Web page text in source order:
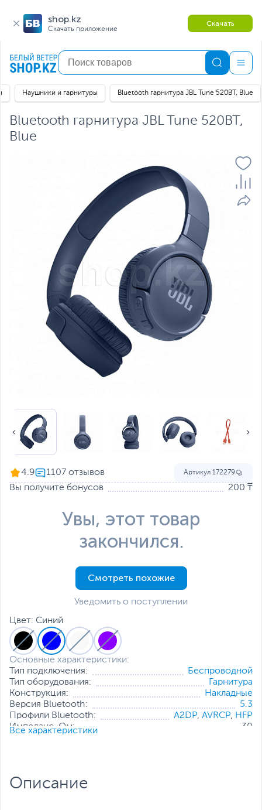
shop.kz
Скачать приложение
Скачать
Наушники и гарнитуры Bluetooth гарнитура JBL Tune 520BT, Blue
Bluetooth гарнитура JBL Tune 520BT,
Blue
Цвет: Синий
Основные характеристики:
Тип подключения:
Беспроводной
Тип оборудования:
Гарнитура
Конструкция:
Накладные
Версия Bluetooth:
5.3
Профили Bluetooth:
A2DP, AVRCP, HFP
Импеданс, Ом:
30
Особенности:
Все характеристики
4.9 Артикул 172279
Вы получите бонусов 200 ₸
Увы, этот товар
закончился.
Смотреть похожие
Уведомить о поступлении
Описание